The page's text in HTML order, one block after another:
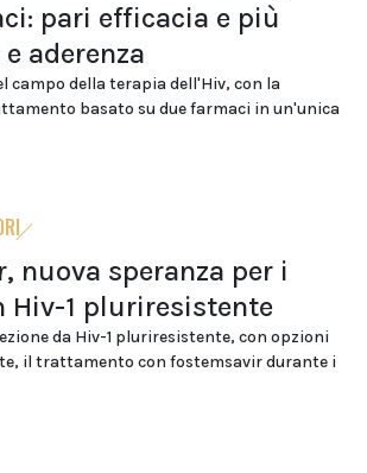
pari efficacia e più
aderenza
campo della terapia dell'Hiv, con la
basato su due farmaci in un'unica
nuova speranza per i
Hiv-1 pluriresistente
da Hiv-1 pluriresistente, con opzioni
il trattamento con fostemsavir durante i